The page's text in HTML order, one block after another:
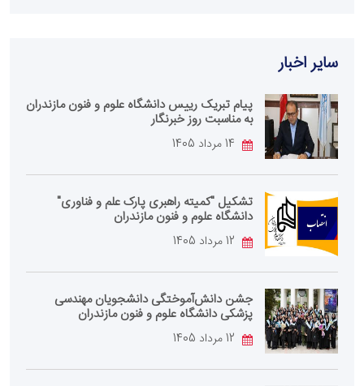
سایر اخبار
پیام تبریک رییس دانشگاه علوم و فنون مازندران
به مناسبت روز خبرنگار
تشکیل "کمیته راهبری پارک علم و فناوری"
دانشگاه علوم و فنون مازندران
جشن دانش‌آموختگی دانشجویان مهندسی
پزشکی دانشگاه علوم و فنون مازندران